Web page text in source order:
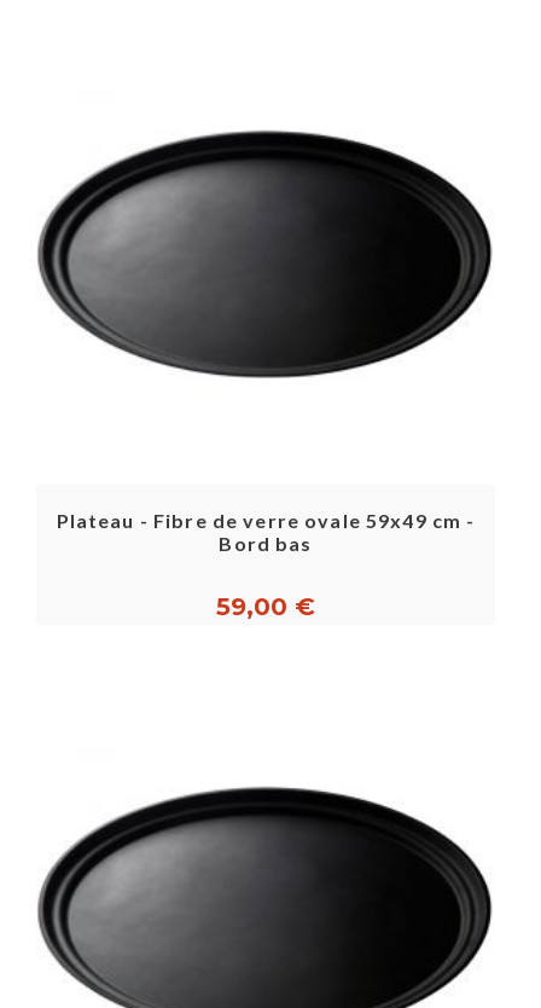
Plateau - Fibre de verre ovale 59x49 cm -
Bord bas
59,00 €